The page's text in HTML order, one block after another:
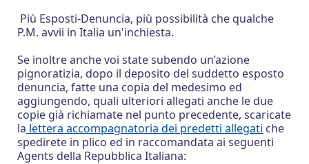
Più Esposti-Denuncia, più possibilità che qualche
P.M. avvii in Italia un'inchiesta.
Se inoltre anche voi state subendo un’azione
pignoratizia, dopo il deposito del suddetto esposto
denuncia, fatte una copia del medesimo ed
aggiungendo, quali ulteriori allegati anche le due
copie già richiamate nel punto precedente, scaricate
la lettera accompagnatoria dei predetti allegati che
spedirete in plico ed in raccomandata ai seguenti
Agents della Repubblica Italiana: